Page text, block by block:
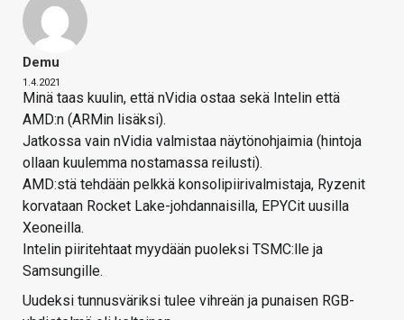
Demu
1.4.2021
Minä taas kuulin, että nVidia ostaa sekä Intelin että
AMD:n (ARMin lisäksi).
Jatkossa vain nVidia valmistaa näytönohjaimia (hintoja
ollaan kuulemma nostamassa reilusti).
AMD:stä tehdään pelkkä konsolipiirivalmistaja, Ryzenit
korvataan Rocket Lake-johdannaisilla, EPYCit uusilla
Xeoneilla.
Intelin piiritehtaat myydään puoleksi TSMC:lle ja
Samsungille.
Uudeksi tunnusväriksi tulee vihreän ja punaisen RGB-